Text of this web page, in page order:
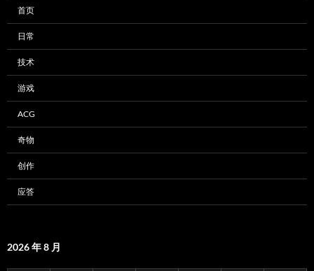
首页
日常
技术
游戏
ACG
奇物
创作
应答
2026 年 8 月